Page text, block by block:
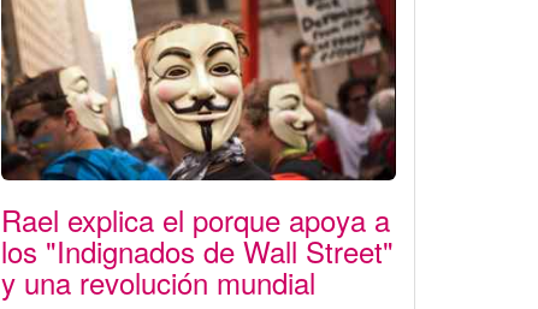
Rael explica el porque apoya a
los "Indignados de Wall Street"
y una revolución mundial